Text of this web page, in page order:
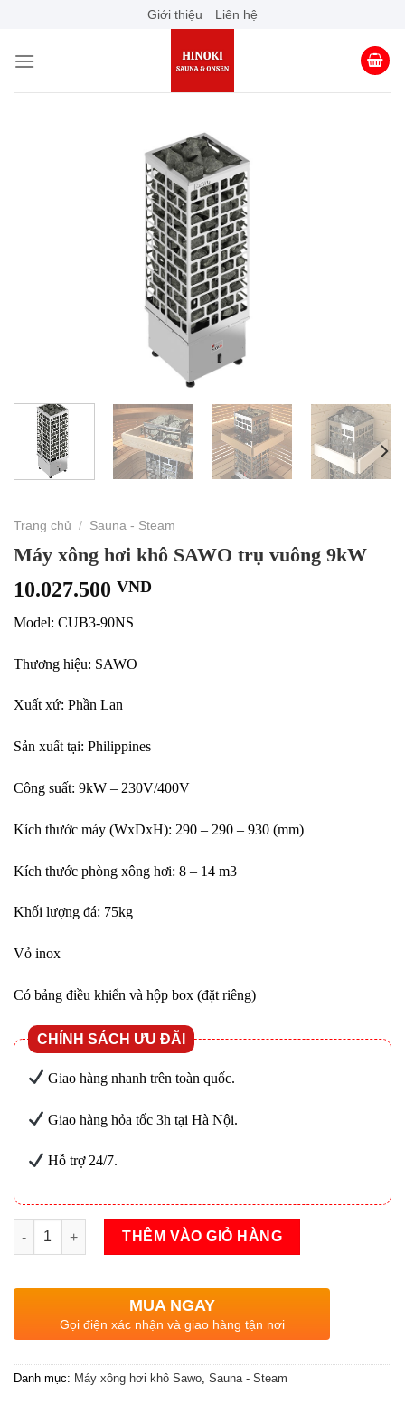
content
Giới thiệu Liên hệ
Trang chủ / Sauna - Steam
Máy xông hơi khô SAWO trụ vuông 9kW
10.027.500 VND
Model: CUB3-90NS
Thương hiệu: SAWO
Xuất xứ: Phần Lan
Sản xuất tại: Philippines
Công suất: 9kW – 230V/400V
Kích thước máy (WxDxH): 290 – 290 – 930 (mm)
Kích thước phòng xông hơi: 8 – 14 m3
Khối lượng đá: 75kg
Vỏ inox
Có bảng điều khiển và hộp box (đặt riêng)
CHÍNH SÁCH ƯU ĐÃI
Giao hàng nhanh trên toàn quốc.
Giao hàng hỏa tốc 3h tại Hà Nội.
Hỗ trợ 24/7.
Máy xông hơi khô SAWO trụ vuông 9kW số lượng
THÊM VÀO GIỎ HÀNG
MUA NGAY
Gọi điện xác nhận và giao hàng tận nơi
Danh mục: Máy xông hơi khô Sawo, Sauna - Steam